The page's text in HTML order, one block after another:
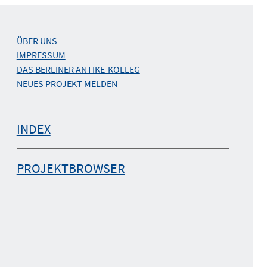
ÜBER UNS
IMPRESSUM
DAS BERLINER ANTIKE-KOLLEG
NEUES PROJEKT MELDEN
INDEX
PROJEKTBROWSER